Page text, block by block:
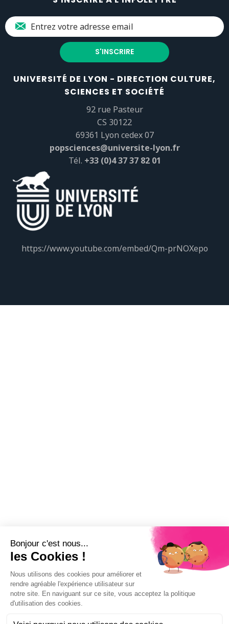
UNIVERSITÉ DE LYON - DIRECTION CULTURE,
SCIENCES ET SOCIÉTÉ
92 rue Pasteur
CS 30122
69361 Lyon cedex 07
popsciences@universite-lyon.fr
Tél. +33 (0)4 37 37 82 01
https://www.youtube.com/embed/Qm-prNOXepo